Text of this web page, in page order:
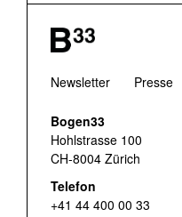
Newsletter Presse
Bogen33
Hohlstrasse 100
CH-8004 Zürich
Telefon
+41 44 400 00 33